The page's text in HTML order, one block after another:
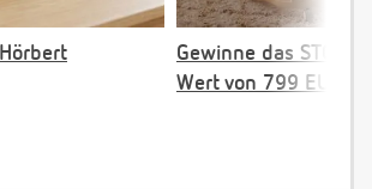
Gewinne das
Wert von 799 EUR